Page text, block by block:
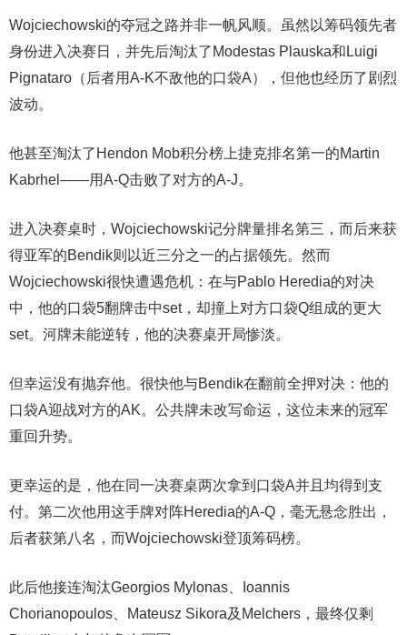
Wojciechowski的夺冠之路并非一帆风顺。虽然以筹码领先者
身份进入决赛日，并先后淘汰了Modestas Plauska和Luigi
Pignataro（后者用A-K不敌他的口袋A），但他也经历了剧烈
波动。
他甚至淘汰了Hendon Mob积分榜上捷克排名第一的Martin
Kabrhel——用A-Q击败了对方的A-J。
进入决赛桌时，Wojciechowski记分牌量排名第三，而后来获
得亚军的Bendik则以近三分之一的占据领先。然而
Wojciechowski很快遭遇危机：在与Pablo Heredia的对决
中，他的口袋5翻牌击中set，却撞上对方口袋Q组成的更大
set。河牌未能逆转，他的决赛桌开局惨淡。
但幸运没有抛弃他。很快他与Bendik在翻前全押对决：他的
口袋A迎战对方的AK。公共牌未改写命运，这位未来的冠军
重回升势。
更幸运的是，他在同一决赛桌两次拿到口袋A并且均得到支
付。第二次他用这手牌对阵Heredia的A-Q，毫无悬念胜出，
后者获第八名，而Wojciechowski登顶筹码榜。
此后他接连淘汰Georgios Mylonas、Ioannis
Chorianopoulos、Mateusz Sikora及Melchers，最终仅剩